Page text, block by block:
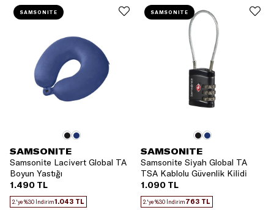
SAMSONITE
Samsonite Lacivert Global TA
Boyun Yastığı
1.490 TL
2.'ye %30 İndirim1.043 TL
SAMSONITE
SAMSONITE
Samsonite Siyah Global TA
TSA Kablolu Güvenlik Kilidi
1.090 TL
2.'ye %30 İndirim763 TL
SAMSONITE